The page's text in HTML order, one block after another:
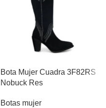
Bota Mujer Cuadra 3F82RS
Nobuck Res
Botas mujer